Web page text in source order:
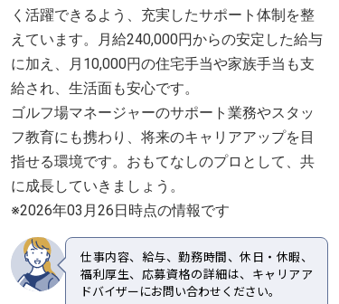
く活躍できるよう、充実したサポート体制を整
えています。月給240,000円からの安定した給与
に加え、月10,000円の住宅手当や家族手当も支
給され、生活面も安心です。
ゴルフ場マネージャーのサポート業務やスタッ
フ教育にも携わり、将来のキャリアアップを目
指せる環境です。おもてなしのプロとして、共
に成長していきましょう。
※2026年03月26日時点の情報です
仕事内容、給与、勤務時間、休日・休暇、
福利厚生、応募資格の詳細は、キャリアア
ドバイザーにお問い合わせください。